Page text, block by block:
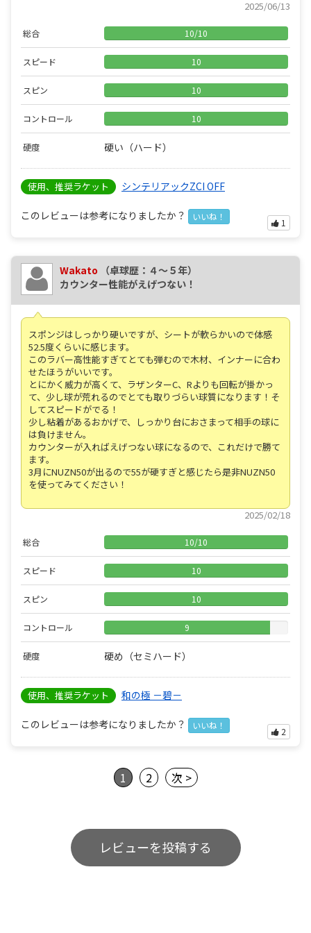
2025/06/13
総合 10/10
スピード 10
スピン 10
コントロール 10
硬度 硬い（ハード）
使用、推奨ラケット シンテリアックZCI OFF
このレビューは参考になりましたか？ いいね！
1
Wakato
（卓球歴：４～５年）
カウンター性能がえげつない！
スポンジはしっかり硬いですが、シートが軟らかいので体感
52.5度くらいに感じます。
このラバー高性能すぎてとても弾むので木材、インナーに合わ
せたほうがいいです。
とにかく威力が高くて、ラザンターC、Rよりも回転が掛かっ
て、少し球が荒れるのでとても取りづらい球質になります！そ
してスピードがでる！
少し粘着があるおかげで、しっかり台におさまって相手の球に
は負けません。
カウンターが入ればえげつない球になるので、これだけで勝て
ます。
3月にNUZN50が出るので55が硬すぎと感じたら是非NUZN50
を使ってみてください！
2025/02/18
総合 10/10
スピード 10
スピン 10
コントロール 9
硬度 硬め（セミハード）
使用、推奨ラケット 和の極 －碧－
このレビューは参考になりましたか？ いいね！
2
1 2 次 >
レビューを投稿する